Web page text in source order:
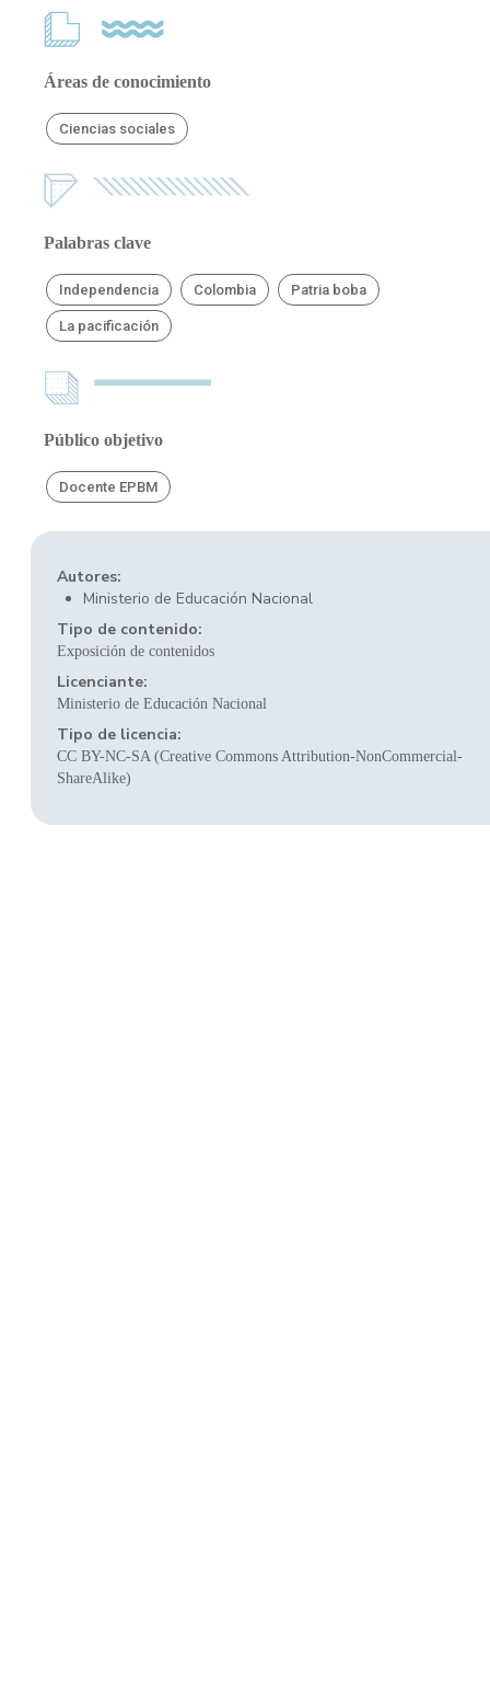
Áreas de conocimiento
Ciencias sociales
Palabras clave
Independencia Colombia Patria boba
La pacificación
Público objetivo
Docente EPBM
Autores:
Ministerio de Educación Nacional
Tipo de contenido:
Exposición de contenidos
Licenciante:
Ministerio de Educación Nacional
Tipo de licencia:
CC BY-NC-SA (Creative Commons Attribution-NonCommercial-
ShareAlike)